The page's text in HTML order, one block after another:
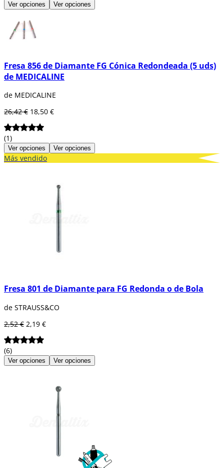
Ver opciones Ver opciones
Fresa 856 de Diamante FG Cónica Redondeada (5 uds)
de MEDICALINE
de MEDICALINE
26,42 € 18,50 €
(1)
Ver opciones Ver opciones
Más vendido
Fresa 801 de Diamante para FG Redonda o de Bola
de STRAUSS&CO
2,52 € 2,19 €
(6)
Ver opciones Ver opciones